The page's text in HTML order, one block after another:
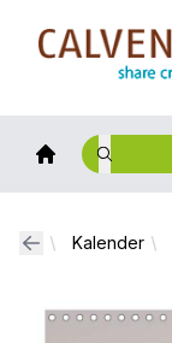
Calvendo
Kalender